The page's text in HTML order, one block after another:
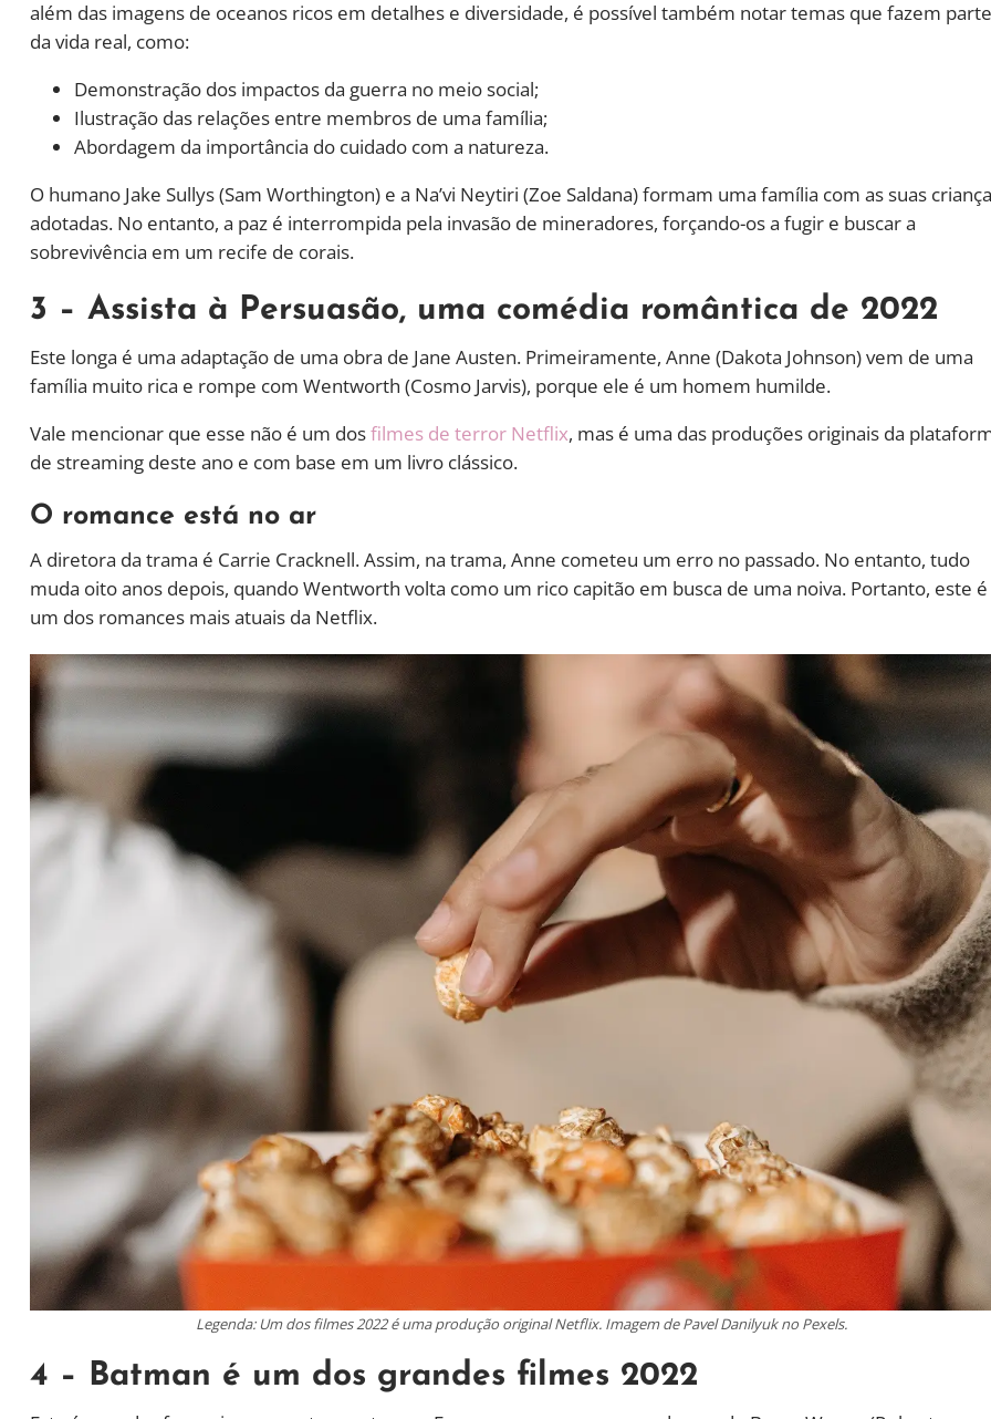
além das imagens de oceanos ricos em detalhes e diversidade, é possível também notar temas que fazem parte
da vida real, como:
Demonstração dos impactos da guerra no meio social;
Ilustração das relações entre membros de uma família;
Abordagem da importância do cuidado com a natureza.
O humano Jake Sullys (Sam Worthington) e a Na’vi Neytiri (Zoe Saldana) formam uma família com as suas
adotadas. No entanto, a paz é interrompida pela invasão de mineradores, forçando-os a fugir e buscar a
sobrevivência em um recife de corais.
3 – Assista à Persuasão, uma comédia romântica de 2022
Este longa é uma adaptação de uma obra de Jane Austen. Primeiramente, Anne (Dakota Johnson) vem de uma
família muito rica e rompe com Wentworth (Cosmo Jarvis), porque ele é um homem humilde.
Vale mencionar que esse não é um dosfilmes de terror Netflix, mas é uma das produções originais da
de streaming deste ano e com base em um livro clássico.
O romance está no ar
A diretora da trama é Carrie Cracknell. Assim, na trama, Anne cometeu um erro no passado. No entanto, tudo
muda oito anos depois, quando Wentworth volta como um rico capitão em busca de uma noiva. Portanto, este é
um dos romances mais atuais da Netflix.
Legenda: Um dos filmes 2022 é uma produção original Netflix. Imagem de Pavel Danilyuk no Pexels.
4 – Batman é um dos grandes filmes 2022